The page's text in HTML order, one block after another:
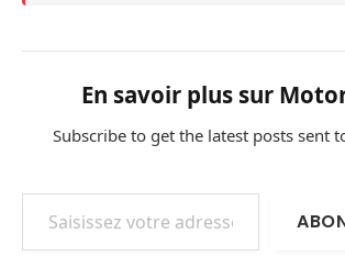
En savoir plus sur
Subscribe to get the latest posts sent
Saisissez votre adresse e-mail…